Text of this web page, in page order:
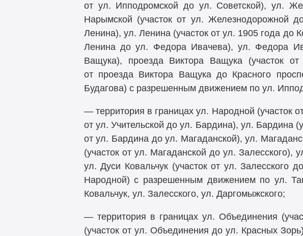
от ул. Ипподромской до ул. Советской), ул.
Нарымской (участок от ул. Железнодорожной
Ленина), ул. Ленина (участок от ул. 1905 года до
Ленина до ул. Федора Ивачева), ул. Федора
Ващука), проезда Виктора Ващука (участок
от проезда Виктора Ващука до Красного
Будагова) с разрешенным движением по ул.
— территория в границах ул. Народной (участок
от ул. Учительской до ул. Бардина), ул. Бардина
от ул. Бардина до ул. Магаданской), ул.
(участок от ул. Магаданской до ул. Залесского),
ул. Дуси Ковальчук (участок от ул. Залесского
Народной) с разрешенным движением по ул.
Ковальчук, ул. Залесского, ул. Даргомыжского;
— территория в границах ул. Объединения
(участок от ул. Объединения до ул. Красных